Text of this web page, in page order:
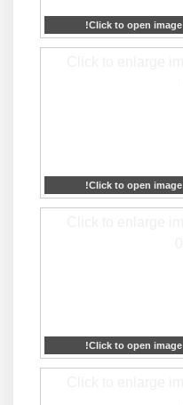
Click to open image!
Click to open image!
Click to open image!